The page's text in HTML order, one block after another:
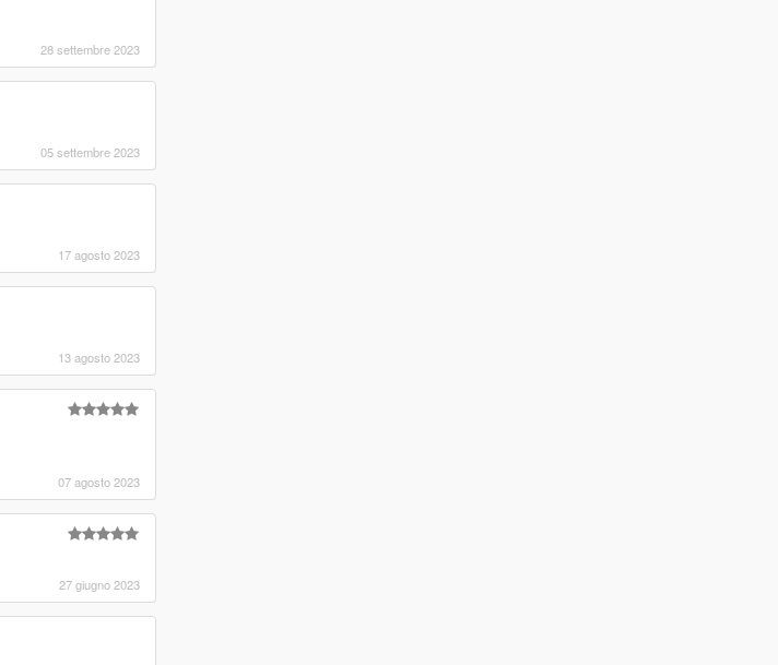
28 settembre 2023
05 settembre 2023
17 agosto 2023
13 agosto 2023
07 agosto 2023
27 giugno 2023